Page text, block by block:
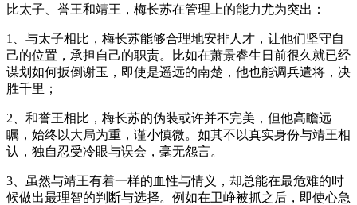
比太子、誉王和靖王，梅长苏在管理上的能力尤为突出：
1、与太子相比，梅长苏能够合理地安排人才，让他们坚守自
己的位置，承担自己的职责。比如在萧景睿生日前很久就已经
谋划如何扳倒谢玉，即使是遥远的南楚，他也能调兵遣将，决
胜千里；
2、和誉王相比，梅长苏的伪装或许并不完美，但他高瞻远
瞩，始终以大局为重，谨小慎微。如其不以真实身份与靖王相
认，独自忍受冷眼与误会，毫无怨言。
3、虽然与靖王有着一样的血性与情义，却总能在最危难的时
候做出最理智的判断与选择。例如在卫峥被抓之后，即使心急